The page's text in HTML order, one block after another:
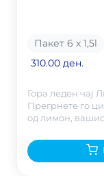
Пакет 6 х 1,5l
310.00 ден.
Гора леден чај
Прегрнете го
од лимон,